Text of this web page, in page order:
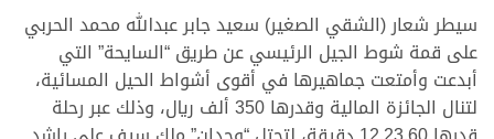
سيطر شعار (الشقي الصغير) سعيد جابر عبدالله محمد الحربي
على قمة شوط الجيل الرئيسي عن طريق “السايحة” التي
أبدعت وأمتعت جماهيرها في أقوى أشواط الحيل المسائية،
لتنال الجائزة المالية وقدرها 350 ألف ريال، وذلك عبر رحلة